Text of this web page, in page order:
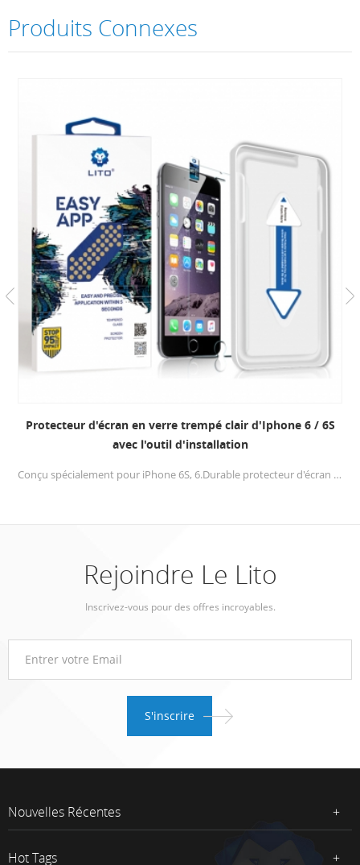
Produits Connexes
Protecteur d'écran en verre trempé clair d'Iphone 6 / 6S
avec l'outil d'installation
Conçu spécialement pour iPhone 6S, 6.Durable protecteur d'écran en verre trempé clair + Le cadre d'alignement vous offre une expérience d'installation fluide.
Rejoindre Le Lito
Inscrivez-vous pour des offres incroyables.
Nouvelles Récentes
Hot Tags